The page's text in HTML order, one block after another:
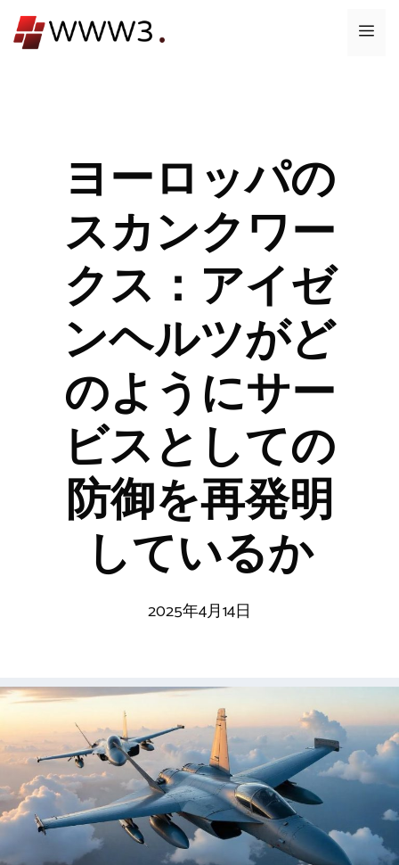
ン
メ
ヨーロッパの
スカンクワー
クス：アイゼ
ンヘルツがど
のようにサー
ビスとしての
防御を再発明
しているか
2025年4月14日